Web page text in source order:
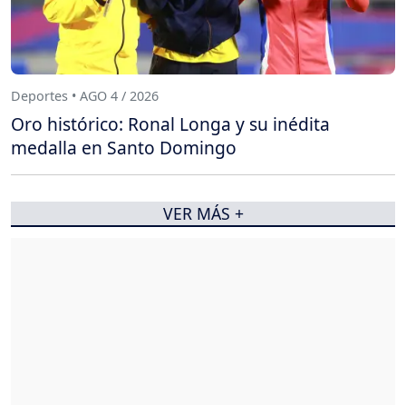
Deportes • AGO 4 / 2026
Oro histórico: Ronal Longa y su inédita
medalla en Santo Domingo
VER MÁS +